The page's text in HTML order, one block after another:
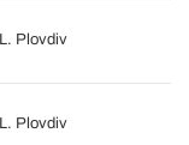
L. Plovdiv
L. Plovdiv